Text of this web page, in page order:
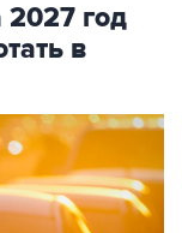
2027 год
в